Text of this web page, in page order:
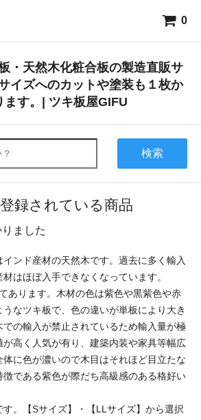
0
・天然木化粧合板の製造直販サ
イズへのカットや塗装も１枚か
ます。| ツキ板屋GIFU
検索
録されている商品
ました
ンド産材の天然木です。過去に多く輸入
はほぼ入手できなくなっています。
あります。木材の色は紫色や黒紫色や赤
なツキ板で、色の違いが単板により大き
での輸入が禁止されているため輸入量が極
高く人気が有り、建築内装や家具等幅広
体に色が濃いので木目はそれほど目立たな
徴である紫色が際だち高級感のある格好い
す。【Sサイズ】・【LLサイズ】から選択